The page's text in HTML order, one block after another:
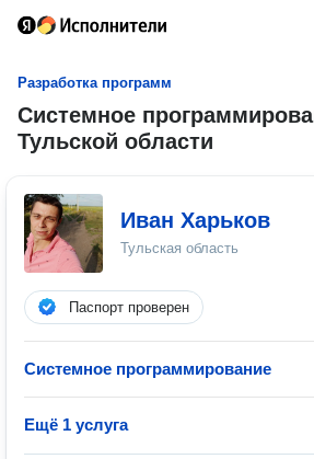
Разработка программ
Системное
Тульской области
Иван Харьков
Тульская область
Паспорт проверен
Системное программирование
Ещё 1 услуга